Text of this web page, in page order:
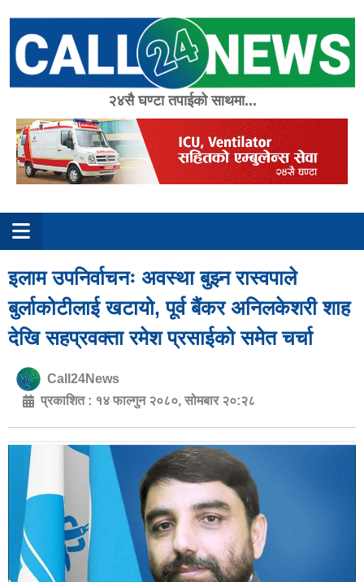
content
२४सै घण्टा तपाईको साथमा...
इलाम उपनिर्वाचनः अवस्था बुझ्न रास्वपाले
बुर्लाकोटीलाई खटायो, पूर्व बैंकर अनिलकेशरी शाह
देखि सहप्रवक्ता रमेश प्रसाईको समेत चर्चा
Call24News
प्रकाशित : १४ फाल्गुन २०८०, सोमबार २०:२८